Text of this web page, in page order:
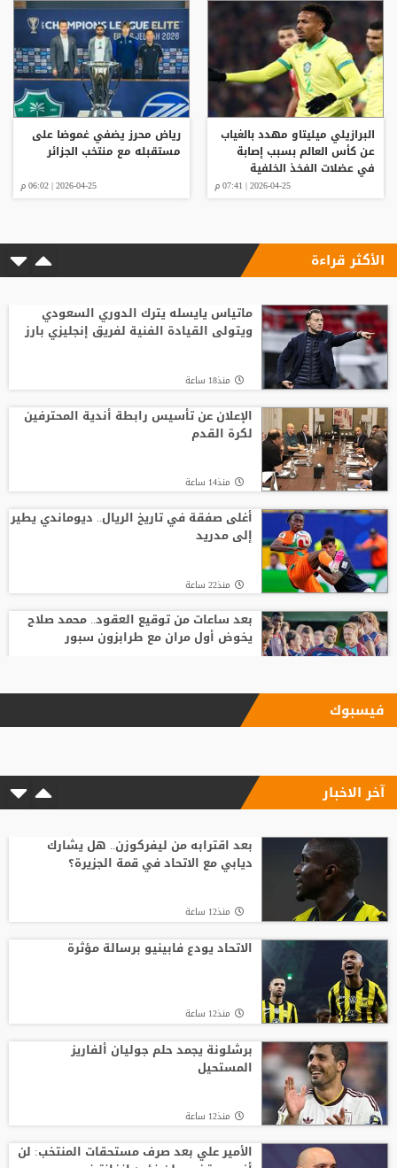
البرازيلي ميليتاو مهدد بالغياب
عن كأس العالم بسبب إصابة
في عضلات الفخذ الخلفية
2026-04-25 | 07:41 م
رياض محرز يضفي غموضا على
مستقبله مع منتخب الجزائر
2026-04-25 | 06:02 م
الأكثر قراءة
ماتياس يايسله يترك الدوري السعودي
ويتولى القيادة الفنية لفريق إنجليزي بارز
منذ18 ساعة
الإعلان عن تأسيس رابطة أندية المحترفين
لكرة القدم
منذ14 ساعة
أغلى صفقة في تاريخ الريال.. ديوماندي يطير
إلى مدريد
منذ22 ساعة
بعد ساعات من توقيع العقود.. محمد صلاح
يخوض أول مران مع طرابزون سبور
الاتحاد يودع فابينيو برسالة مؤثرة
رودري يحسم قراره ويختار وجهته المقبلة
أسطورة التحكيم الإنجليزي يلحق بمحمد
صلاح في تركيا رسميًا
مدرب الأهلي الجديد ينذر بموسم صفري ..
فيسبوك
آخر الاخبار
بعد اقترابه من ليفركوزن.. هل يشارك
ديابي مع الاتحاد في قمة الجزيرة؟
منذ12 ساعة
الاتحاد يودع فابينيو برسالة مؤثرة
منذ12 ساعة
برشلونة يجمد حلم جوليان ألفاريز
المستحيل
منذ12 ساعة
الأمير علي بعد صرف مستحقات المنتخب: لن